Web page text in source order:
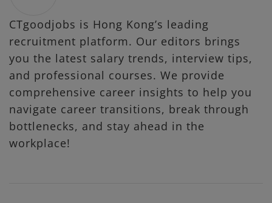
CTgoodjobs is Hong Kong’s leading
recruitment platform. Our editors brings
you the latest salary trends, interview tips,
and professional courses. We provide
comprehensive career insights to help you
navigate career transitions, break through
bottlenecks, and stay ahead in the
workplace!